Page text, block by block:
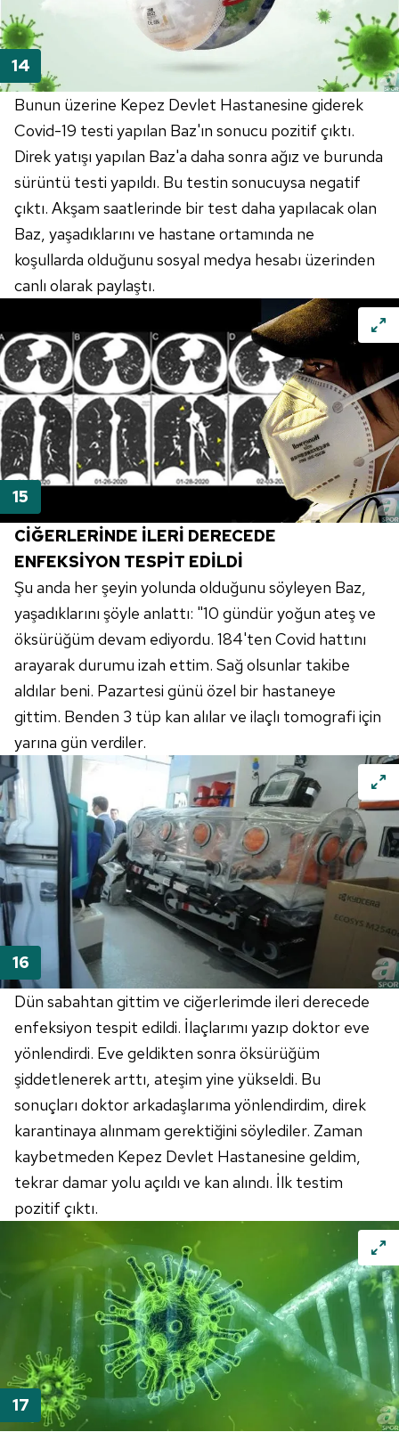
Bunun üzerine Kepez Devlet Hastanesine giderek
Covid-19 testi yapılan Baz'ın sonucu pozitif çıktı.
Direk yatışı yapılan Baz'a daha sonra ağız ve burunda
sürüntü testi yapıldı. Bu testin sonucuysa negatif
çıktı. Akşam saatlerinde bir test daha yapılacak olan
Baz, yaşadıklarını ve hastane ortamında ne
koşullarda olduğunu sosyal medya hesabı üzerinden
canlı olarak paylaştı.
CİĞERLERİNDE İLERİ DERECEDE
ENFEKSİYON TESPİT EDİLDİ
Şu anda her şeyin yolunda olduğunu söyleyen Baz,
yaşadıklarını şöyle anlattı: "10 gündür yoğun ateş ve
öksürüğüm devam ediyordu. 184'ten Covid hattını
arayarak durumu izah ettim. Sağ olsunlar takibe
aldılar beni. Pazartesi günü özel bir hastaneye
gittim. Benden 3 tüp kan alılar ve ilaçlı tomografi için
yarına gün verdiler.
Dün sabahtan gittim ve ciğerlerimde ileri derecede
enfeksiyon tespit edildi. İlaçlarımı yazıp doktor eve
yönlendirdi. Eve geldikten sonra öksürüğüm
şiddetlenerek arttı, ateşim yine yükseldi. Bu
sonuçları doktor arkadaşlarıma yönlendirdim, direk
karantinaya alınmam gerektiğini söylediler. Zaman
kaybetmeden Kepez Devlet Hastanesine geldim,
tekrar damar yolu açıldı ve kan alındı. İlk testim
pozitif çıktı.